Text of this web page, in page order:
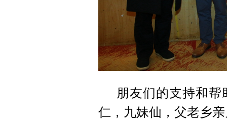
朋友们的支持和
仁，九妹仙，父老乡